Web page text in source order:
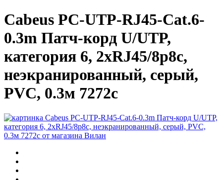
Cabeus PC-UTP-RJ45-Cat.6-
0.3m Патч-корд U/UTP,
категория 6, 2xRJ45/8p8c,
неэкранированный, серый,
PVC, 0.3м 7272c